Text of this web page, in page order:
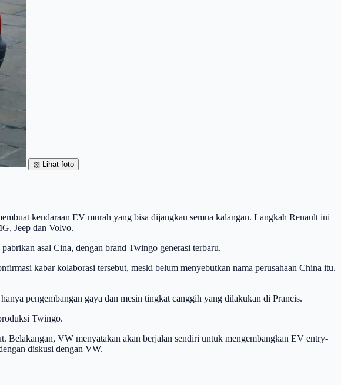
▧ Lihat foto
kendaraan EV murah yang bisa dijangkau semua kalangan. Langkah Renault ini
Jeep dan Volvo.
asal Cina, dengan brand Twingo generasi terbaru.
kabar kolaborasi tersebut, meski belum menyebutkan nama perusahaan China itu.
pengembangan gaya dan mesin tingkat canggih yang dilakukan di Prancis.
Twingo.
Belakangan, VW menyatakan akan berjalan sendiri untuk mengembangkan EV entry-
diskusi dengan VW.